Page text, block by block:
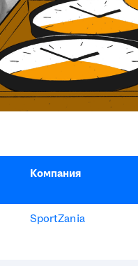
Компания
SportZania